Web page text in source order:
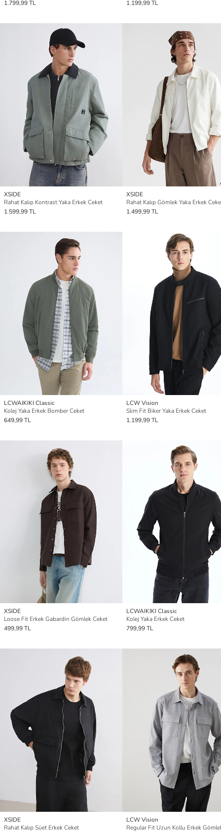
1.799,99 TL 1.199,99 TL
XSIDE
Rahat Kalıp Kontrast Yaka Erkek Ceket
1.599,99 TL
XSIDE
Rahat Kalıp Gömlek Yaka Erkek
1.499,99 TL
LCWAIKIKI Classic
Kolej Yaka Erkek Bomber Ceket
649,99 TL
LCW Vision
Slim Fit Biker Yaka Erkek Ceket
1.199,99 TL
XSIDE
Loose Fit Erkek Gabardin Gömlek Ceket
499,99 TL
LCWAIKIKI Classic
Kolej Yaka Erkek Ceket
799,99 TL
XSIDE
Rahat Kalıp Süet Erkek Ceket
LCW Vision
Regular Fit Uzun Kollu Erkek